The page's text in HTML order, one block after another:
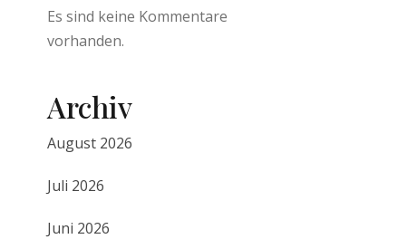
Es sind keine Kommentare
vorhanden.
Archiv
August 2026
Juli 2026
Juni 2026